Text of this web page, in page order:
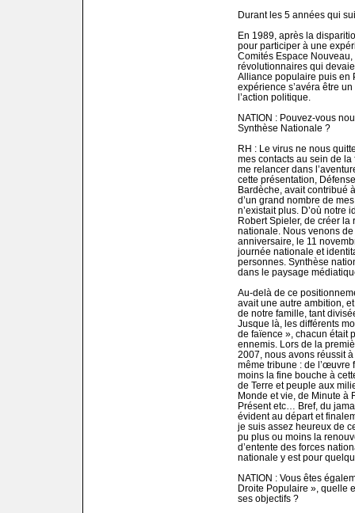
Durant les 5 années qui
En 1989, après la
pour participer à une
Comités Espace
révolutionnaires qui
Alliance populaire puis en
expérience s’avéra être
l’action politique.
NATION : Pouvez-vous
Synthèse Nationale ?
RH : Le virus ne nous
mes contacts au sein de
me relancer dans
cette présentation,
Bardèche, avait contribué
d’un grand nombre de
n’existait plus. D’où notre
Robert Spieler, de créer
nationale. Nous venons
anniversaire, le 11
journée nationale et
personnes. Synthèse
dans le paysage
Au-delà de ce
avait une autre ambition,
de notre famille, tant
Jusque là, les différents
de faïence », chacun était
ennemis. Lors de la
2007, nous avons réussit
même tribune : de l’œuvre
moins la fine bouche à
de Terre et peuple aux
Monde et vie, de Minute à
Présent etc… Bref, du
évident au départ et
je suis assez heureux de
pu plus ou moins la
d’entente des forces
nationale y est pour
NATION : Vous êtes
Droite Populaire », quelle
ses objectifs ?